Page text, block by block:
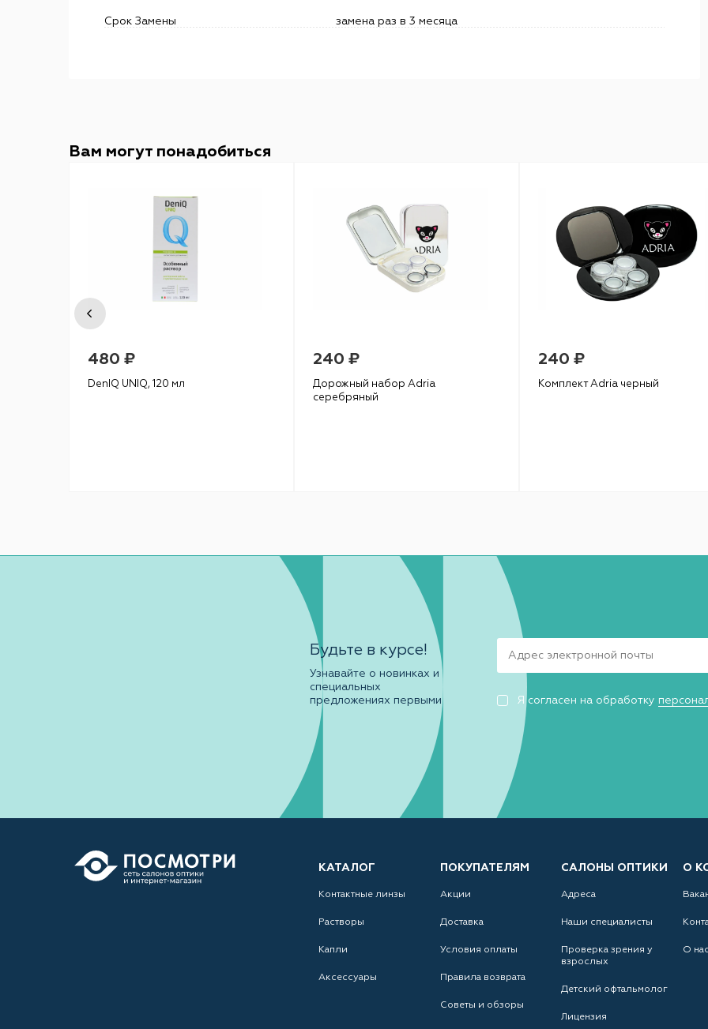
Срок Замены замена раз в 3 месяца
Вам могут понадобиться
480 ₽
DenIQ UNIQ, 120 мл
240 ₽
Дорожный набор Adria
серебряный
240 ₽
Комплект Adria черный
Будьте в курсе!
Узнавайте о новинках и
специальных
предложениях первыми
Я согласен на обработку
КАТАЛОГ
Контактные линзы
Растворы
Капли
Аксессуары
ПОКУПАТЕЛЯМ
Акции
Доставка
Условия оплаты
Правила возврата
Советы и обзоры
САЛОНЫ ОПТИКИ
Адреса
Наши специалисты
Проверка зрения у
взрослых
Детский офтальмолог
Лицензия
О
О нас